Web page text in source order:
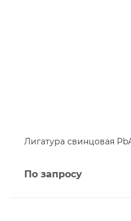
Лигатура свинцовая
По запросу